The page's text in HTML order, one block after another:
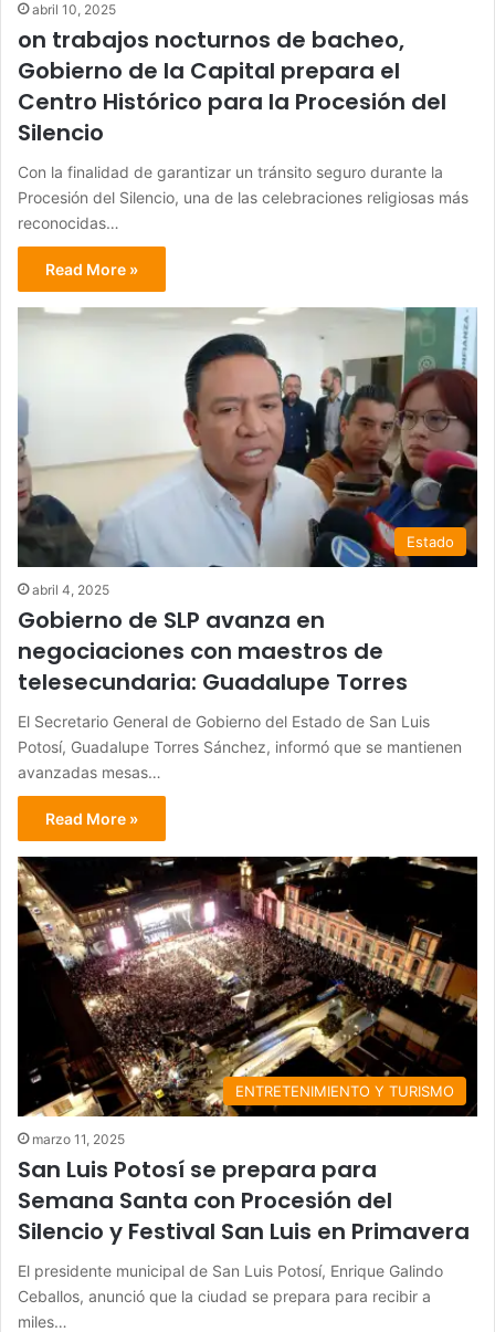
abril 10, 2025
on trabajos nocturnos de bacheo,
Gobierno de la Capital prepara el
Centro Histórico para la Procesión del
Silencio
Con la finalidad de garantizar un tránsito seguro durante la
Procesión del Silencio, una de las celebraciones religiosas más
reconocidas…
Read More »
Estado
abril 4, 2025
Gobierno de SLP avanza en
negociaciones con maestros de
telesecundaria: Guadalupe Torres
El Secretario General de Gobierno del Estado de San Luis
Potosí, Guadalupe Torres Sánchez, informó que se mantienen
avanzadas mesas…
Read More »
ENTRETENIMIENTO Y TURISMO
marzo 11, 2025
San Luis Potosí se prepara para
Semana Santa con Procesión del
Silencio y Festival San Luis en Primavera
El presidente municipal de San Luis Potosí, Enrique Galindo
Ceballos, anunció que la ciudad se prepara para recibir a
miles…